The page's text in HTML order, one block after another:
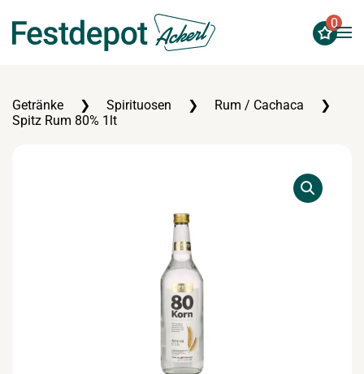
Zum Hauptinhalt springen
0
Getränke Spirituosen
Rum / Cachaca
Spitz Rum 80% 1lt